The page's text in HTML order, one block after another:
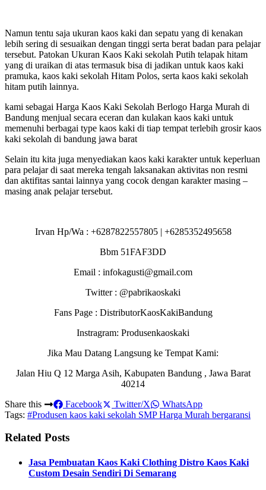
Namun tentu saja ukuran kaos kaki dan sepatu yang di kenakan
lebih sering di sesuaikan dengan tinggi serta berat badan para pelajar
tersebut. Patokan Ukuran Kaos Kaki sekolah Putih telapak hitam
yang di uraikan di atas termasuk bisa di jadikan untuk kaos kaki
pramuka, kaos kaki sekolah Hitam Polos, serta kaos kaki sekolah
hitam putih lainnya.
kami sebagai Harga Kaos Kaki Sekolah Berlogo Harga Murah di
Bandung menjual secara eceran dan kulakan kaos kaki untuk
memenuhi berbagai type kaos kaki di tiap tempat terlebih grosir kaos
kaki sekolah di bandung jawa barat
Selain itu kita juga menyediakan kaos kaki karakter untuk keperluan
para pelajar di saat mereka tengah laksanakan aktivitas non resmi
dan aktifitas santai lainnya yang cocok dengan karakter masing –
masing anak pelajar tersebut.
Irvan Hp/Wa : +6287822557805 | +6285352495658
Bbm 51FAF3DD
Email : infokagusti@gmail.com
Twitter : @pabrikaoskaki
Fans Page : DistributorKaosKakiBandung
Instragram: Produsenkaoskaki
Jika Mau Datang Langsung ke Tempat Kami:
Jalan Hiu Q 12 Marga Asih, Kabupaten Bandung , Jawa Barat
40214
Share this
Facebook Twitter/X
WhatsApp
Tags: #Produsen kaos kaki sekolah SMP Harga Murah bergaransi
Related Posts
Jasa Pembuatan Kaos Kaki Clothing Distro Kaos Kaki
Custom Desain Sendiri Di Semarang